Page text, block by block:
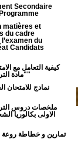
Secondaire
matières et
du cadre
du
Candidats
كيفية التعامل مع
"مادة التربية الإسلامية"
نمادج للامتحان
ملخصات دروس
الاولى بكالوريا
تمارين و خطاطة روعة